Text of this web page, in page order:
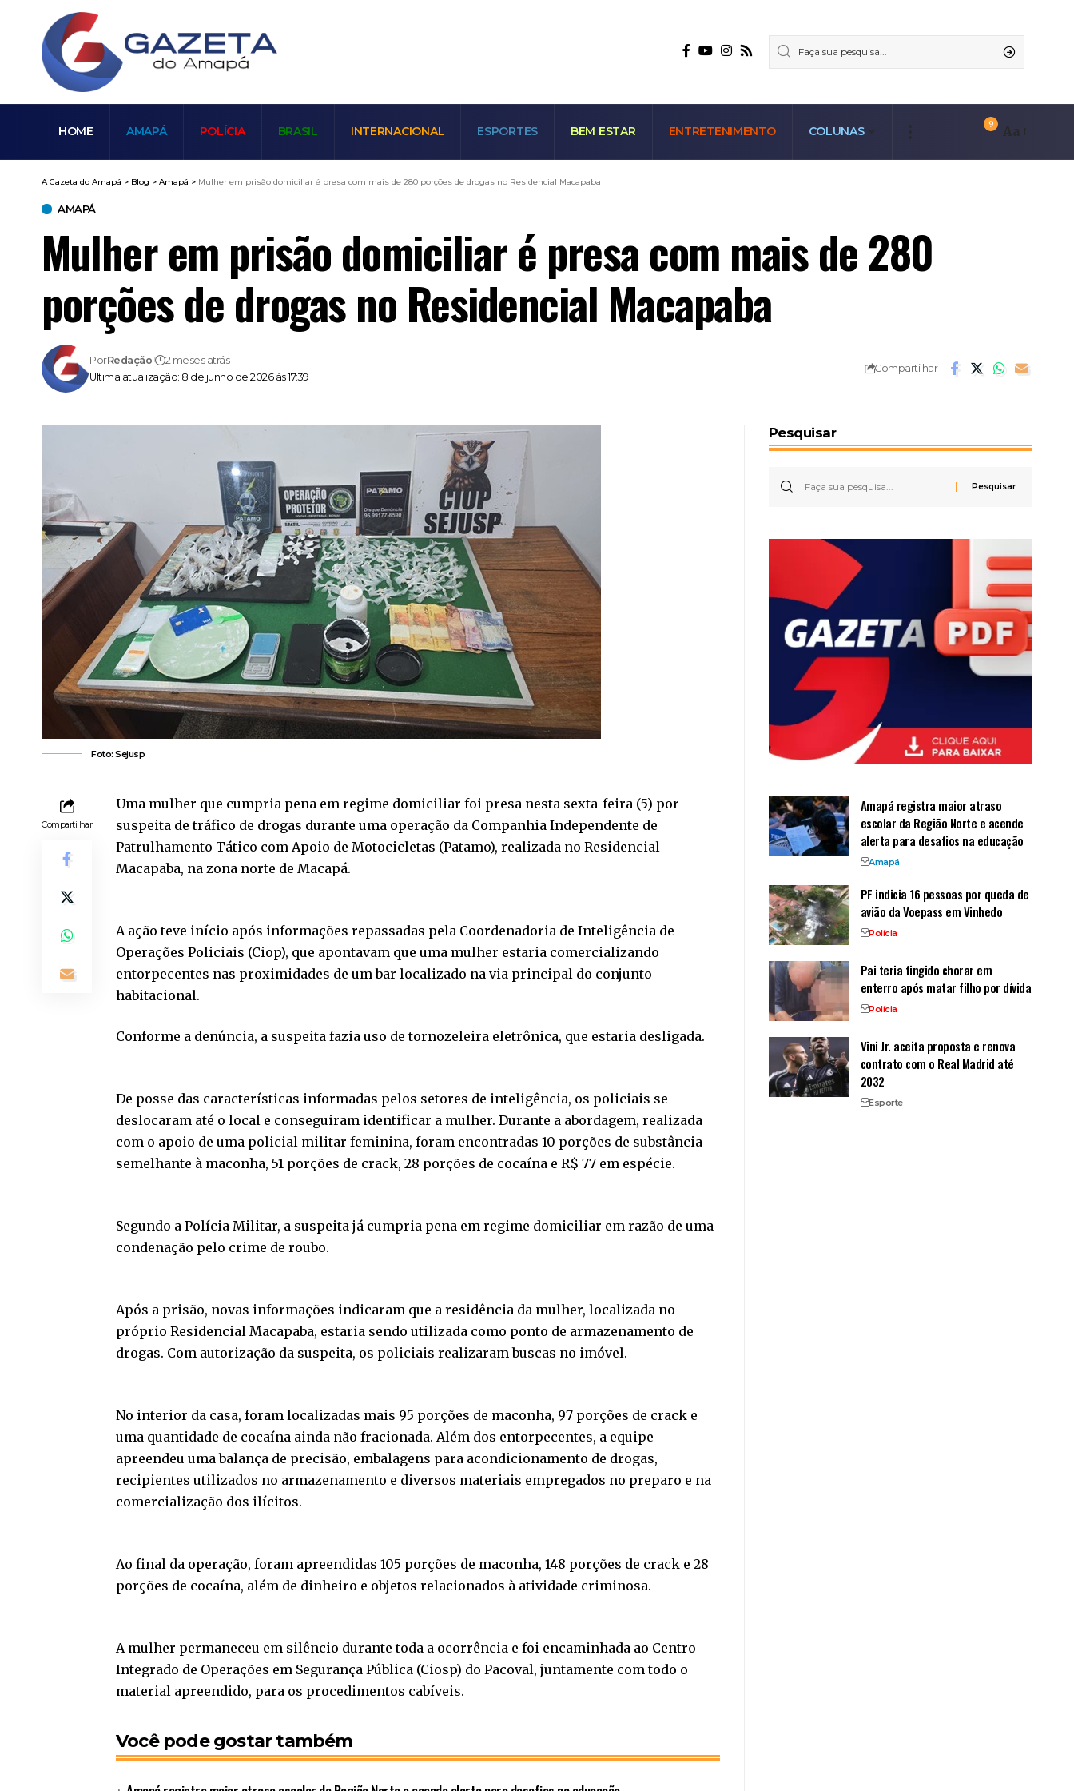
HOME AMAPÁ POLÍCIA BRASIL INTERNACIONAL ESPORTES BEM ESTAR ENTRETENIMENTO COLUNAS
9 Aa
A Gazeta do Amapá > Blog > Amapá > Mulher em prisão domiciliar é presa com mais de 280 porções de drogas no Residencial Macapaba
AMAPÁ
Mulher em prisão domiciliar é presa com mais de 280
porções de drogas no Residencial Macapaba
Ultima atualização: 8 de junho de 2026 às 17:39
PorRedação 2 meses atrás
Compartilhar
Foto: Sejusp
Compartilhar
Uma mulher que cumpria pena em regime domiciliar foi presa nesta sexta-feira (5) por
suspeita de tráfico de drogas durante uma operação da Companhia Independente de
Patrulhamento Tático com Apoio de Motocicletas (Patamo), realizada no Residencial
Macapaba, na zona norte de Macapá.
A ação teve início após informações repassadas pela Coordenadoria de Inteligência de
Operações Policiais (Ciop), que apontavam que uma mulher estaria comercializando
entorpecentes nas proximidades de um bar localizado na via principal do conjunto
habitacional.
Conforme a denúncia, a suspeita fazia uso de tornozeleira eletrônica, que estaria desligada.
De posse das características informadas pelos setores de inteligência, os policiais se
deslocaram até o local e conseguiram identificar a mulher. Durante a abordagem, realizada
com o apoio de uma policial militar feminina, foram encontradas 10 porções de substância
semelhante à maconha, 51 porções de crack, 28 porções de cocaína e R$ 77 em espécie.
Segundo a Polícia Militar, a suspeita já cumpria pena em regime domiciliar em razão de uma
condenação pelo crime de roubo.
Após a prisão, novas informações indicaram que a residência da mulher, localizada no
próprio Residencial Macapaba, estaria sendo utilizada como ponto de armazenamento de
drogas. Com autorização da suspeita, os policiais realizaram buscas no imóvel.
No interior da casa, foram localizadas mais 95 porções de maconha, 97 porções de crack e
uma quantidade de cocaína ainda não fracionada. Além dos entorpecentes, a equipe
apreendeu uma balança de precisão, embalagens para acondicionamento de drogas,
recipientes utilizados no armazenamento e diversos materiais empregados no preparo e na
comercialização dos ilícitos.
Ao final da operação, foram apreendidas 105 porções de maconha, 148 porções de crack e 28
porções de cocaína, além de dinheiro e objetos relacionados à atividade criminosa.
A mulher permaneceu em silêncio durante toda a ocorrência e foi encaminhada ao Centro
Integrado de Operações em Segurança Pública (Ciosp) do Pacoval, juntamente com todo o
material apreendido, para os procedimentos cabíveis.
Você pode gostar também
Pesquisar
Amapá registra maior atraso
escolar da Região Norte e acende
alerta para desafios na educação
Amapá
PF indicia 16 pessoas por queda de
avião da Voepass em Vinhedo
Polícia
Pai teria fingido chorar em
enterro após matar filho por dívida
Polícia
Vini Jr. aceita proposta e renova
contrato com o Real Madrid até
2032
Esporte